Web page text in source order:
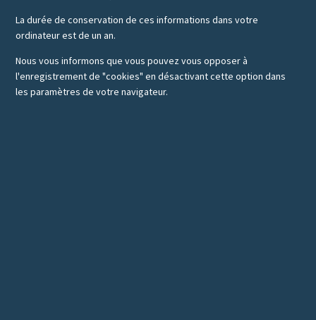
La durée de conservation de ces informations dans votre
ordinateur est de un an.
Nous vous informons que vous pouvez vous opposer à
l'enregistrement de "cookies" en désactivant cette option dans
les paramètres de votre navigateur.